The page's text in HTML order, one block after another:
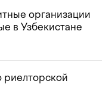
организации
в Узбекистане
риелторской